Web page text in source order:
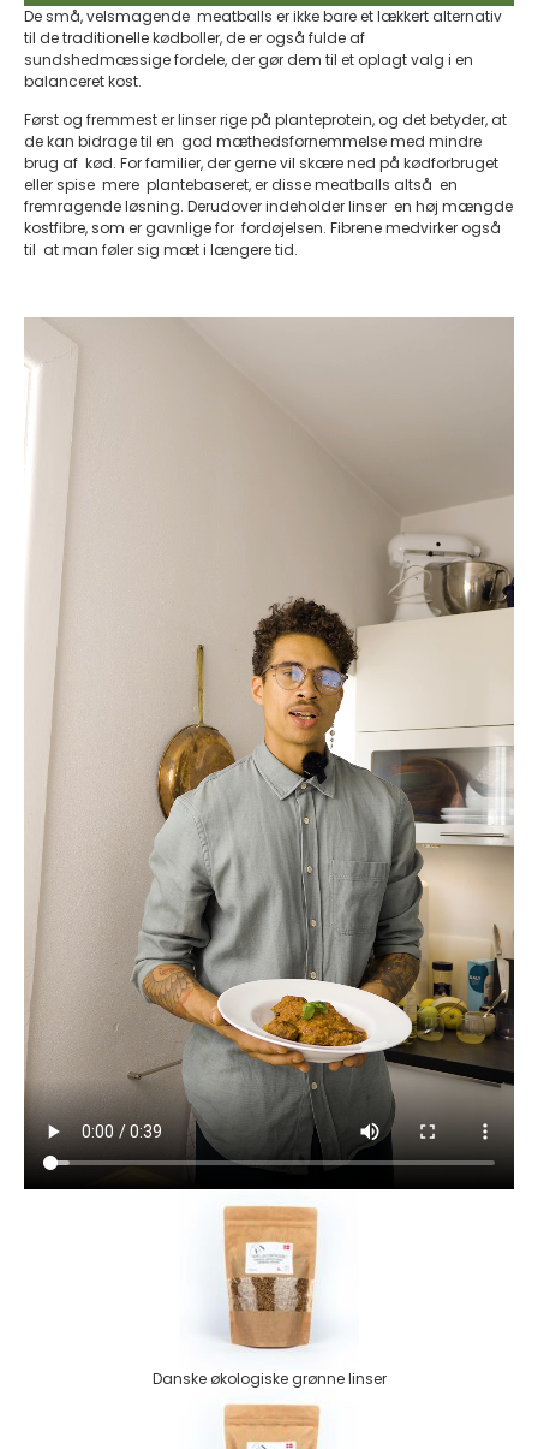
De små, velsmagende meatballs er ikke bare et lækkert alternativ
til de traditionelle kødboller, de er også fulde af
sundshedmæssige fordele, der gør dem til et oplagt valg i en
balanceret kost.
Først og fremmest er linser rige på planteprotein, og det betyder, at
de kan bidrage til en god mæthedsfornemmelse med mindre
brug af kød. For familier, der gerne vil skære ned på kødforbruget
eller spise mere plantebaseret, er disse meatballs altså en
fremragende løsning. Derudover indeholder linser en høj mængde
kostfibre, som er gavnlige for fordøjelsen. Fibrene medvirker også
til at man føler sig mæt i længere tid.
Danske økologiske grønne linser